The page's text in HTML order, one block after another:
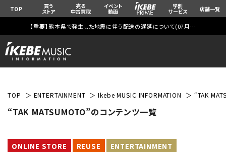
TOP 買う
ストア
売る
中古買取
イベント
動画
学割
サービス 店舗一覧
【重要】熊本県で発生した地震に伴う配送の遅延について(07月29日
TOP ENTERTAINMENT Ikebe MUSIC INFORMATION “TAK
“TAK MATSUMOTO”のコンテンツ一覧
ONLINE STORE REUSE ENTERTAINMENT